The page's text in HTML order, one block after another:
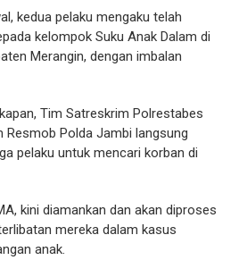
kedua pelaku mengaku telah
kelompok Suku Anak Dalam di
Merangin, dengan imbalan
Tim Satreskrim Polrestabes
Resmob Polda Jambi langsung
pelaku untuk mencari korban di
kini diamankan dan akan diproses
mereka dalam kasus
anak.